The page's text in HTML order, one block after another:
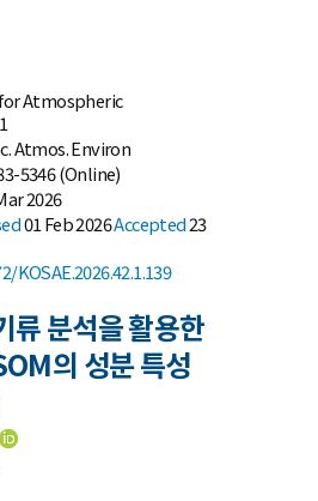
Atmospheric
Atmos. Environ
5346 (Online)
2026
01 Feb 2026Accepted23
류 분석을 활용한
의 성분 특성